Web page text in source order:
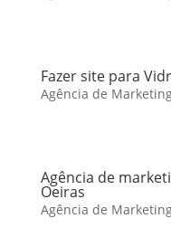
Fazer site para
Agência de
Agência de
Oeiras
Agência de